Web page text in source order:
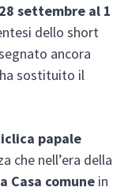
settembre al 1
dello short
ancora
sostituito il
papale
che nell’era della
Casa comune in